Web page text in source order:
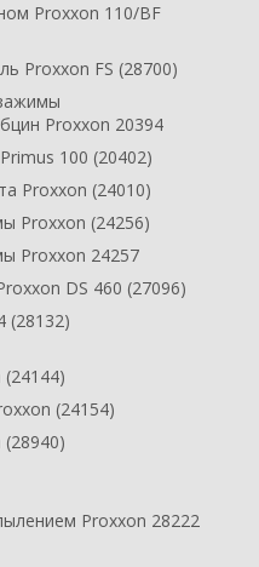
Proxxon 110/BF
Proxxon FS (28700)
Proxxon 20394
100 (20402)
Proxxon (24010)
Proxxon (24256)
Proxxon 24257
DS 460 (27096)
(28132)
(24154)
Proxxon 28222